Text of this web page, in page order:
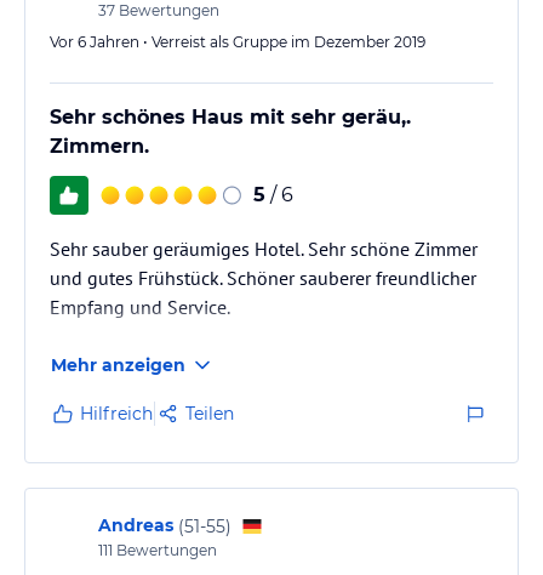
37 Bewertungen
Vor 6 Jahren • Verreist als Gruppe im Dezember 2019
Sehr schönes Haus mit sehr geräu,.
Zimmern.
5 / 6
Sehr sauber geräumiges Hotel. Sehr schöne Zimmer
und gutes Frühstück. Schöner sauberer freundlicher
Empfang und Service.
Mehr anzeigen
Hilfreich Teilen
Andreas (51-55)
111 Bewertungen